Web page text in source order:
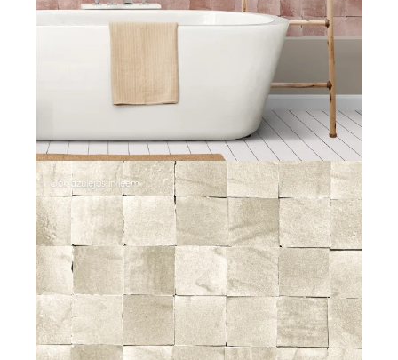
Ook azulejos in leem